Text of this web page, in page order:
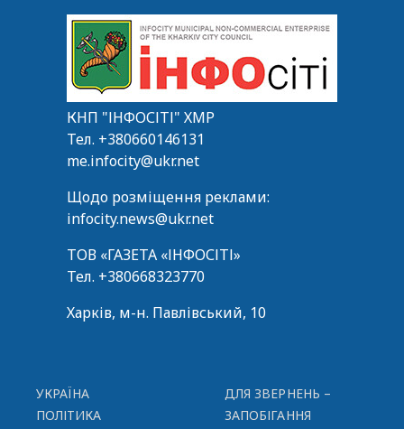
КНП "ІНФОСІТІ" ХМР
Тел. +380660146131
me.infocity@ukr.net
Щодо розміщення реклами:
infocity.news@ukr.net
ТОВ «ГАЗЕТА «ІНФОСІТІ»
Тел. +380668323770
Харків, м-н. Павлівський, 10
УКРАЇНА
ПОЛІТИКА
ДЛЯ ЗВЕРНЕНЬ –
ЗАПОБІГАННЯ